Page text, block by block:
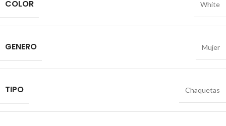
COLOR White
GENERO Mujer
TIPO Chaquetas